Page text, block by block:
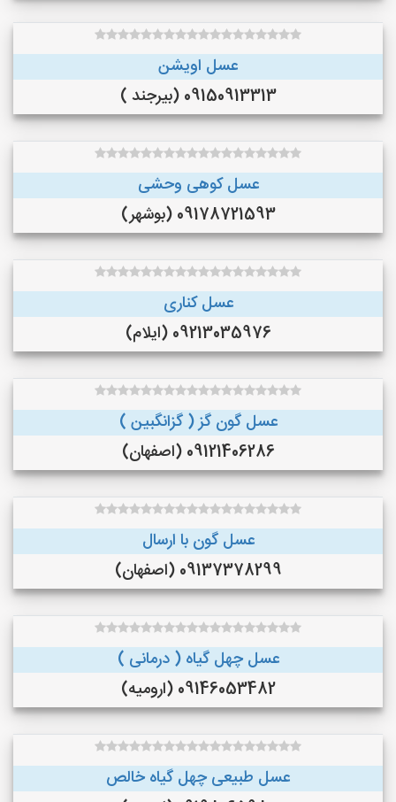
عسل اویشن
09150913313 (بیرجند )
عسل کوهی وحشی
09178721593 (بوشهر)
عسل کناری
09213035976 (ایلام)
عسل گون گز ( گزانگبین )
09121406286 (اصفهان)
عسل گون با ارسال
09137378299 (اصفهان)
عسل چهل گیاه ( درمانی )
09146053482 (ارومیه)
عسل طبیعی چهل گیاه خالص